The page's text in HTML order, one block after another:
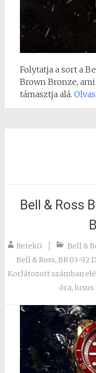
Folytatja a sort a
Brown Bronze,
támasztja alá.
Bell & Ross
RetekG Bell &
Bell & Ross,BR 03-92
Korlátozott számban
óra,luxus